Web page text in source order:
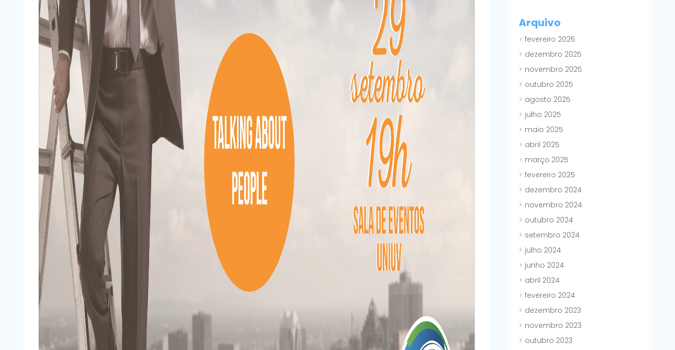
Arquivo
fevereiro 2026
dezembro 2025
novembro 2025
outubro 2025
agosto 2025
julho 2025
maio 2025
abril 2025
março 2025
fevereiro 2025
dezembro 2024
novembro 2024
outubro 2024
setembro 2024
julho 2024
junho 2024
abril 2024
fevereiro 2024
dezembro 2023
novembro 2023
outubro 2023